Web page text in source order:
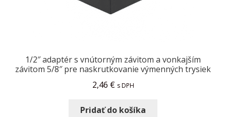
1/2″ adaptér s vnútorným závitom a vonkajším
závitom 5/8″ pre naskrutkovanie výmenných trysiek
2,46 € s DPH
Pridať do košíka